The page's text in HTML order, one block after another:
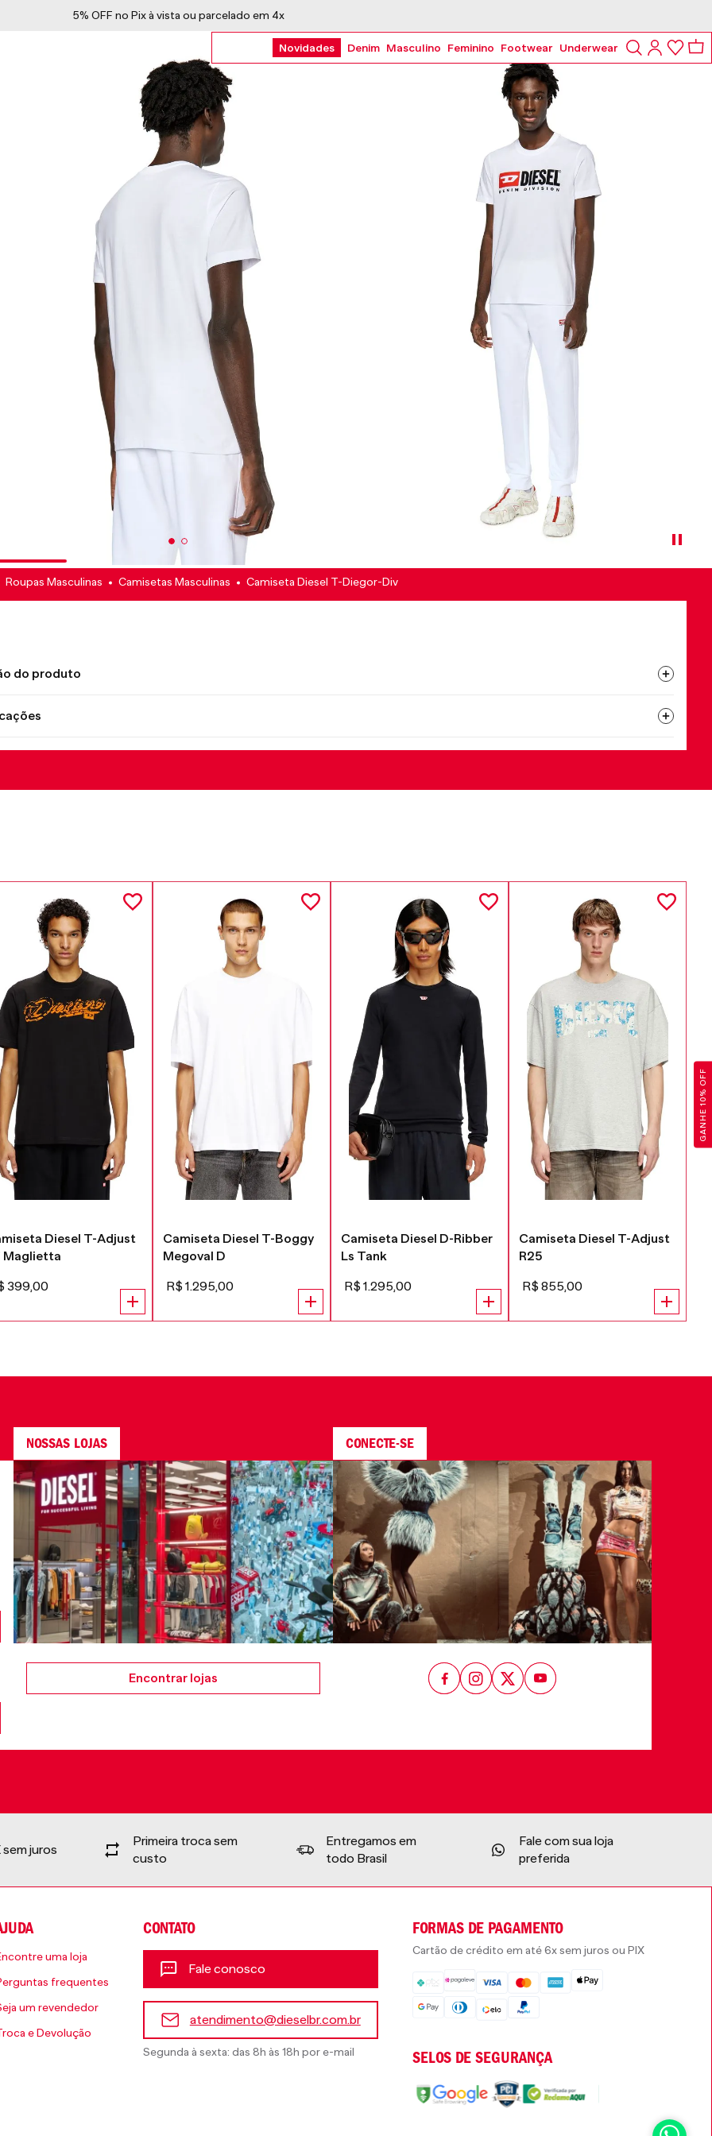
GANHE 10% OFF
5% OFF no Pix à vista ou parcelado em 4x
Novidades Denim Masculino Feminino Footwear Underwear
Roupas Masculinas Camisetas Masculinas Camiseta Diesel T-Diegor-Div
do produto
Diesel T-Adjust
Maglietta
399,00
Camiseta Diesel T-Boggy
Megoval D
R$ 1.295,00
Camiseta Diesel D-Ribber
Ls Tank
R$ 1.295,00
Camiseta Diesel T-Adjust
R25
R$ 855,00
NOSSAS LOJAS
Encontrar lojas
CONECTE-SE
sem juros
Primeira troca sem
custo
Entregamos em
todo Brasil
Fale com sua loja
preferida
uma loja
frequentes
um revendedor
e Devolução
CONTATO
Fale conosco
atendimento@dieselbr.com.br
Segunda à sexta: das 8h às 18h por e-mail
FORMAS DE PAGAMENTO
Cartão de crédito em até 6x sem juros ou PIX
SELOS DE SEGURANÇA